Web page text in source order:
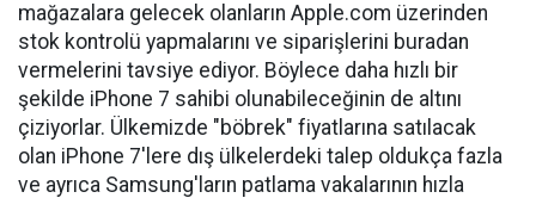
mağazalara gelecek olanların Apple.com üzerinden
stok kontrolü yapmalarını ve siparişlerini buradan
vermelerini tavsiye ediyor. Böylece daha hızlı bir
şekilde iPhone 7 sahibi olunabileceğinin de altını
çiziyorlar. Ülkemizde "böbrek" fiyatlarına satılacak
olan iPhone 7'lere dış ülkelerdeki talep oldukça fazla
ve ayrıca Samsung'ların patlama vakalarının hızla